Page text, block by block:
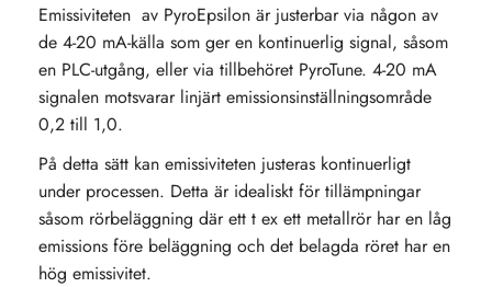
Emissiviteten av PyroEpsilon är justerbar via någon av
de 4-20 mA-källa som ger en kontinuerlig signal, såsom
en PLC-utgång, eller via tillbehöret PyroTune. 4-20 mA
signalen motsvarar linjärt emissionsinställningsområde
0,2 till 1,0.
På detta sätt kan emissiviteten justeras kontinuerligt
under processen. Detta är idealiskt för tillämpningar
såsom rörbeläggning där ett t ex ett metallrör har en låg
emissions före beläggning och det belagda röret har en
hög emissivitet.